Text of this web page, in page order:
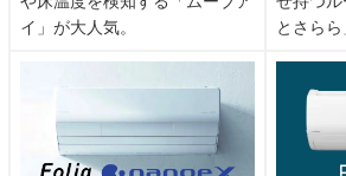
イ」が大人気。
とさらら